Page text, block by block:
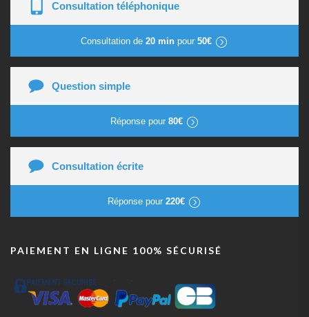
Consultation téléphonique
Consultation de 20 min pour 50€
Question simple
Réponse pour 80€
Consultation écrite
Réponse pour 220€
PAIEMENT EN LIGNE 100% SÉCURISÉ